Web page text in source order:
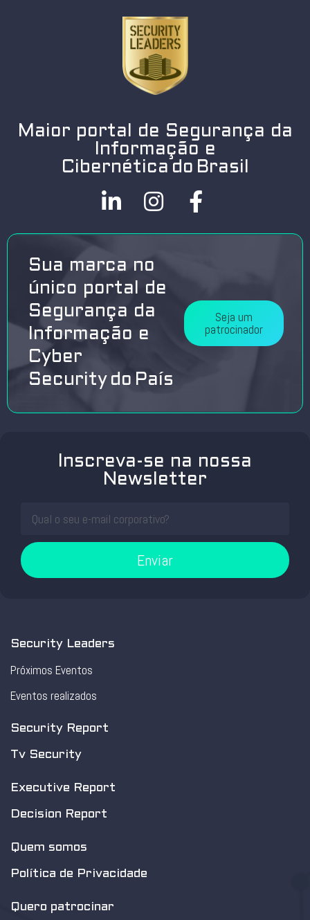
Maior portal de Segurança da
Informação e
Cibernética do Brasil
Sua marca no
único portal de
Segurança da
Informação e
Cyber
Security do País
Seja um
patrocinador
Inscreva-se na nossa
Newsletter
Enviar
Security Leaders
Próximos Eventos
Eventos realizados
Security Report
Tv Security
Executive Report
Decision Report
Quem somos
Política de Privacidade
Quero patrocinar